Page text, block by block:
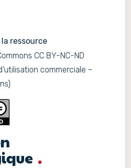
ressource
CC BY-NC-ND
commerciale –